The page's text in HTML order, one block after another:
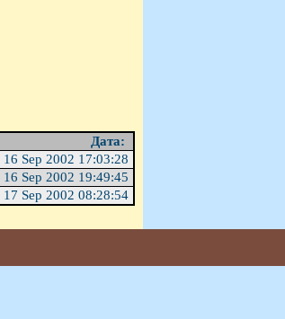
Дата:
16 Sep 2002 17:03:28
16 Sep 2002 19:49:45
17 Sep 2002 08:28:54